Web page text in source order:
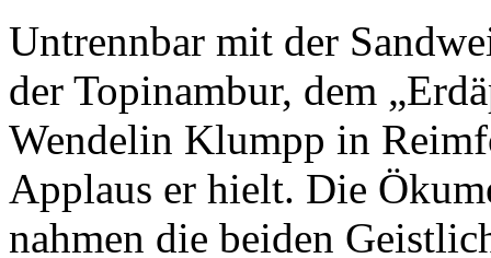
Untrennbar mit der
der Topinambur, dem
Wendelin Klumpp in
Applaus er hielt. Die
nahmen die beiden